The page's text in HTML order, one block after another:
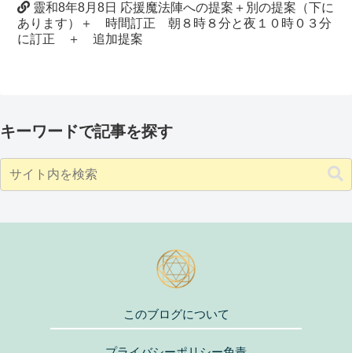
靈和8年8月8日 応援魔法陣への提案＋別の提案（下に
あります）＋ 時間訂正 朝８時８分と夜１０時０３分
に訂正 ＋ 追加提案
キーワードで記事を探す
このブログについて